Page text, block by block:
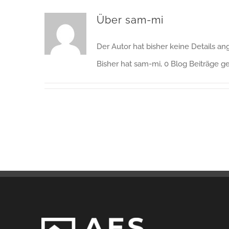
Über sam-mi
Der Autor hat bisher keine Details
Bisher hat sam-mi, 0 Blog Beiträge